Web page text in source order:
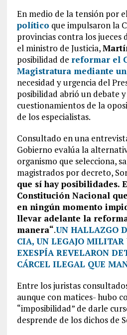
En medio de la tensión por
político que impulsaron la
provincias contra los jueces
el ministro de Justicia,
posibilidad de reformar el
Magistratura mediante
necesidad y urgencia del
posibilidad abrió un debate
cuestionamientos de la
de los especialistas.
Consultado en una
Gobierno evalúa la
organismo que selecciona,
magistrados por decreto,
que sí hay posibilidades.
Constitución Nacional
en ningún momento
llevar adelante la
manera“.UN HALLAZGO
CIA, UN LEGAJO
EXESPÍA REVELARON
CÁRCEL ILEGAL QUE
Entre los juristas
aunque con matices- hubo
“imposibilidad” de darle
desprende de los dichos de